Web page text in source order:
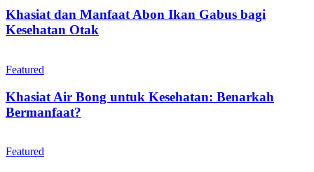
Khasiat dan Manfaat Abon Ikan Gabus bagi
Kesehatan Otak
Featured
Khasiat Air Bong untuk Kesehatan: Benarkah
Bermanfaat?
Featured